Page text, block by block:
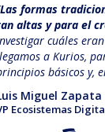
Las formas
altas y para el
cuáles
a Kurios,
básicos y,
Miguel Zapata
Ecosistemas